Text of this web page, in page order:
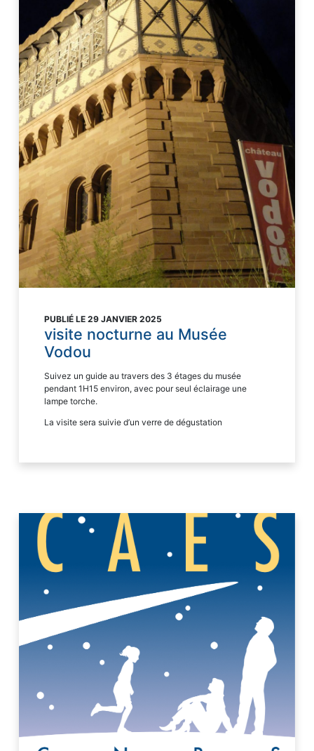
PUBLIÉ LE 29 JANVIER 2025
visite nocturne au Musée
Vodou
Suivez un guide au travers des 3 étages du musée
pendant 1H15 environ, avec pour seul éclairage une
lampe torche.
La visite sera suivie d’un verre de dégustation